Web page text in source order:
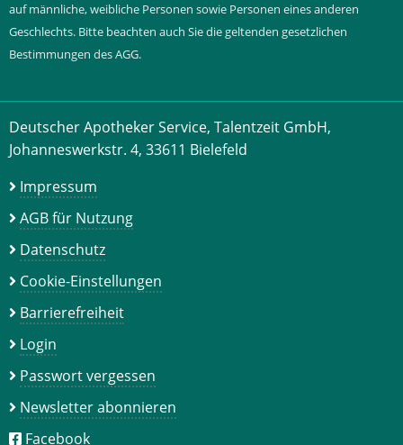
auf männliche, weibliche Personen sowie Personen eines anderen
Geschlechts. Bitte beachten auch Sie die geltenden gesetzlichen
Bestimmungen des AGG.
Deutscher Apotheker Service, Talentzeit GmbH,
Johanneswerkstr. 4, 33611 Bielefeld
Impressum
AGB für Nutzung
Datenschutz
Cookie-Einstellungen
Barrierefreiheit
Login
Passwort vergessen
Newsletter abonnieren
Facebook